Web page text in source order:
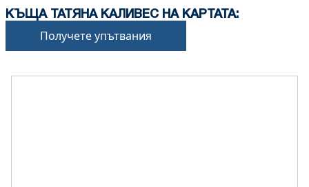
КЪЩА ТАТЯНА КАЛИВЕС НА КАРТАТА:
Получете упътвания